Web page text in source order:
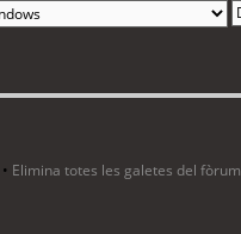
• Elimina totes les galetes del fòrum